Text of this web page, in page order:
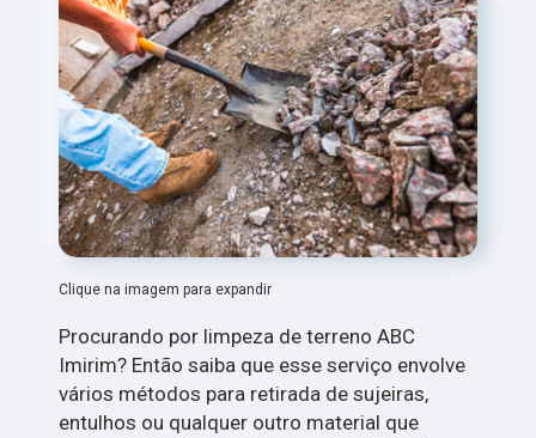
Clique na imagem para expandir
Procurando por limpeza de terreno ABC
Imirim? Então saiba que esse serviço envolve
vários métodos para retirada de sujeiras,
entulhos ou qualquer outro material que